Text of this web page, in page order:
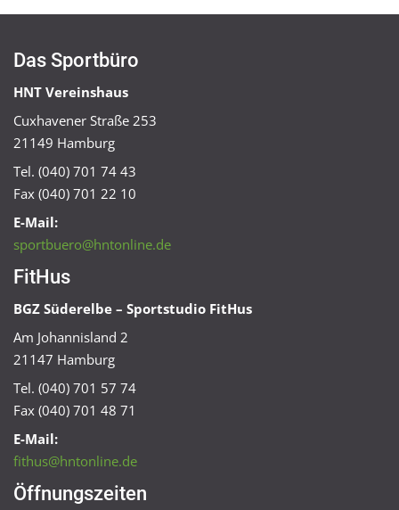
Das Sportbüro
HNT Vereinshaus
Cuxhavener Straße 253
21149 Hamburg
Tel. (040) 701 74 43
Fax (040) 701 22 10
E-Mail:
sportbuero@hntonline.de
FitHus
BGZ Süderelbe – Sportstudio FitHus
Am Johannisland 2
21147 Hamburg
Tel. (040) 701 57 74
Fax (040) 701 48 71
E-Mail:
fithus@hntonline.de
Öffnungszeiten